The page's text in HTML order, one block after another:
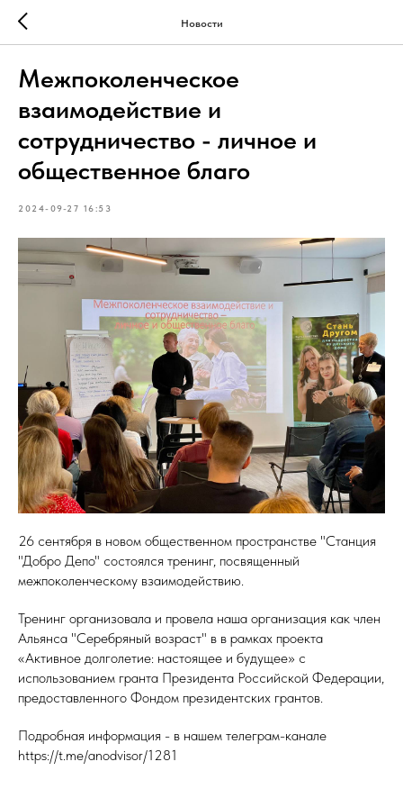
Новости
Межпоколенческое
взаимодействие и
сотрудничество - личное и
общественное благо
2024-09-27 16:53
26 сентября в новом общественном пространстве "Станция
"Добро Депо" состоялся тренинг, посвященный
межпоколенческому взаимодействию.
Тренинг организовала и провела наша организация как член
Альянса "Серебряный возраст" в в рамках проекта
«Активное долголетие: настоящее и будущее» с
использованием гранта Президента Российской Федерации,
предоставленного Фондом президентских грантов.
Подробная информация - в нашем телеграм-канале
https://t.me/anodvisor/1281